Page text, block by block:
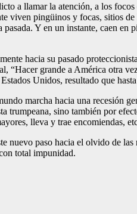
a llamar la atención, a los
viven pingüinos y focas, sitios
Y en un instante, caen
hacia su pasado
“Hacer grande a América otra
Unidos, resultado que
marcha hacia una recesión
sino también por
lleva y trae encomiendas,
nuevo paso hacia el olvido de
total impunidad.